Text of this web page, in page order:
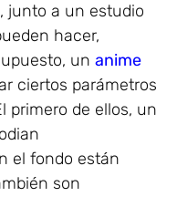
junto a un estudio
hacer,
un anime
ciertos parámetros
primero de ellos, un
el fondo están
son